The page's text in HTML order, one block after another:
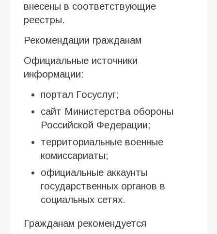
внесены в соответствующие
реестры.
Рекомендации гражданам
Официальные источники
информации:
портал Госуслуг;
сайт Министерства обороны
Российской Федерации;
территориальные военные
комиссариаты;
официальные аккаунты
государственных органов в
социальных сетях.
Гражданам рекомендуется